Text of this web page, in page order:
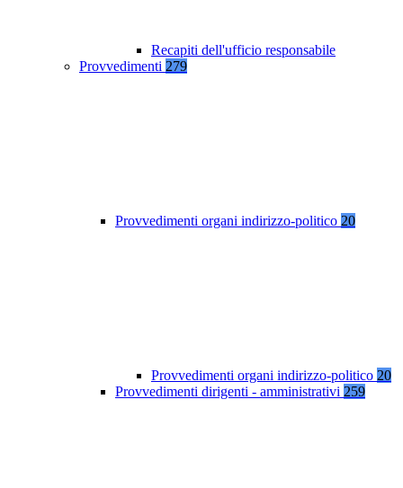
Recapiti dell'ufficio responsabile
Provvedimenti 279
Provvedimenti organi indirizzo-politico 20
Provvedimenti organi indirizzo-politico 20
Provvedimenti dirigenti - amministrativi 259